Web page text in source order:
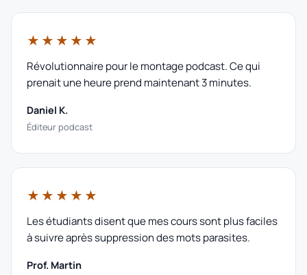
★★★★★
Révolutionnaire pour le montage podcast. Ce qui
prenait une heure prend maintenant 3 minutes.
Daniel K.
Éditeur podcast
★★★★★
Les étudiants disent que mes cours sont plus faciles
à suivre après suppression des mots parasites.
Prof. Martin